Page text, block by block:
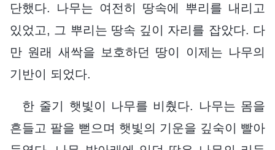
단했다. 나무는 여전히 땅속에 뿌리를 내리고
있었고, 그 뿌리는 땅속 깊이 자리를 잡았다. 다
만 원래 새싹을 보호하던 땅이 이제는 나무의
기반이 되었다.
한 줄기 햇빛이 나무를 비췄다. 나무는 몸을
흔들고 팔을 뻗으며 햇빛의 기운을 깊숙이 빨아